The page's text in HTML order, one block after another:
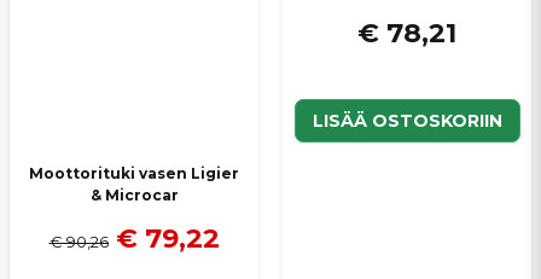
Moottorituki vasen Ligier
& Microcar
€ 90,26 € 79,22
€ 78,21
LISÄÄ OSTOSKORIIN